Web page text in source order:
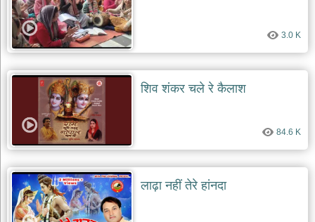
3.0 K
शिव शंकर चले रे कैलाश
84.6 K
लाढ़ा नहीं तेरे हांनदा